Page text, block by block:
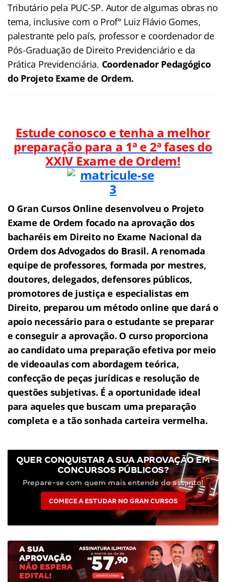
Tributário pela PUC-SP. Autor de algumas obras no
tema, inclusive com o Prof° Luiz Flávio Gomes,
palestrante pelo país, professor e coordenador de
Pós-Graduação de Direito Previdenciário e da
Prática Previdenciária. Coordenador Pedagógico
do Projeto Exame de Ordem.
Estude conosco e tenha a melhor
preparação para a 1ª e 2ª fases do
XXIV Exame de Ordem!
O Gran Cursos Online desenvolveu o Projeto
Exame de Ordem focado na aprovação dos
bacharéis em Direito no Exame Nacional da
Ordem dos Advogados do Brasil. A renomada
equipe de professores, formada por mestres,
doutores, delegados, defensores públicos,
promotores de justiça e especialistas em
Direito, preparou um método online que dará o
apoio necessário para o estudante se preparar
e conseguir a aprovação. O curso proporciona
ao candidato uma preparação efetiva por meio
de videoaulas com abordagem teórica,
confecção de peças jurídicas e resolução de
questões subjetivas. É a oportunidade ideal
para aqueles que buscam uma preparação
completa e a tão sonhada carteira vermelha.
QUER CONQUISTAR A SUA APROVAÇÃO EM
CONCURSOS PÚBLICOS?
Prepare-se com quem mais entende do assunto!
COMECE A ESTUDAR NO GRAN CURSOS